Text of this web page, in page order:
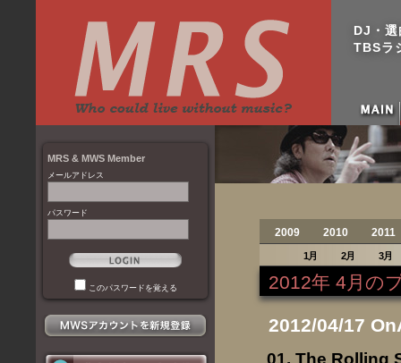
DJ・選
TBSラ
MRS & MWS Member
メールアドレス
パスワード
このパスワードを覚える
2009 2010 2011
1月 2月 3月
2012年 4月の
2012/04/17
The Rolling